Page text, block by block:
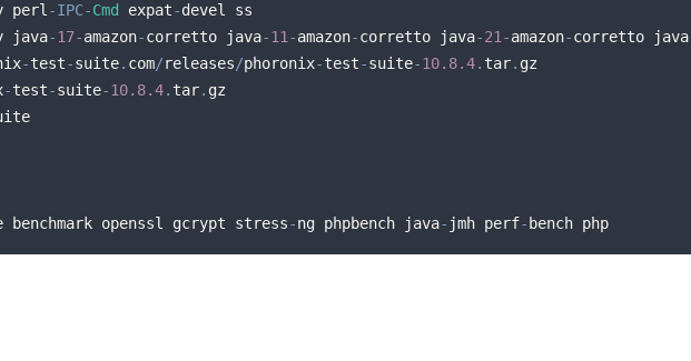
perl-IPC-Cmd expat-
java-17-amazon-corretto java-11-amazon-corretto java-21-amazon-corretto java
-test-suite. com/releases/phoronix-test-suite-10.8.4. tar. gz
-test-suite-10.8.4. tar. gz
suite
benchmark openssl gcrypt stress-ng phpbench java- jmh perf- bench php